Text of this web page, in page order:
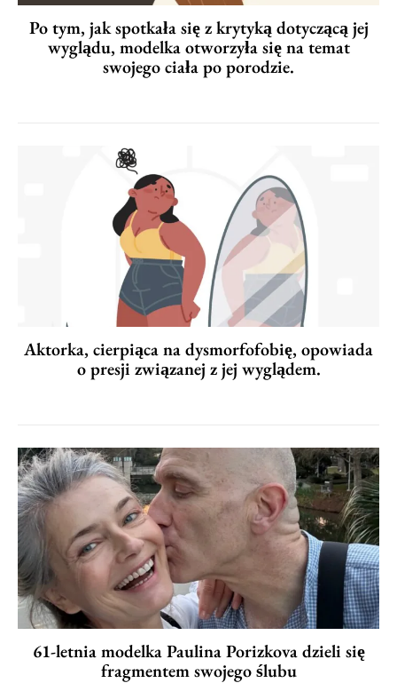
Po tym, jak spotkała się z krytyką dotyczącą jej
wyglądu, modelka otworzyła się na temat
swojego ciała po porodzie.
Aktorka, cierpiąca na dysmorfofobię, opowiada
o presji związanej z jej wyglądem.
61-letnia modelka Paulina Porizkova dzieli się
fragmentem swojego ślubu